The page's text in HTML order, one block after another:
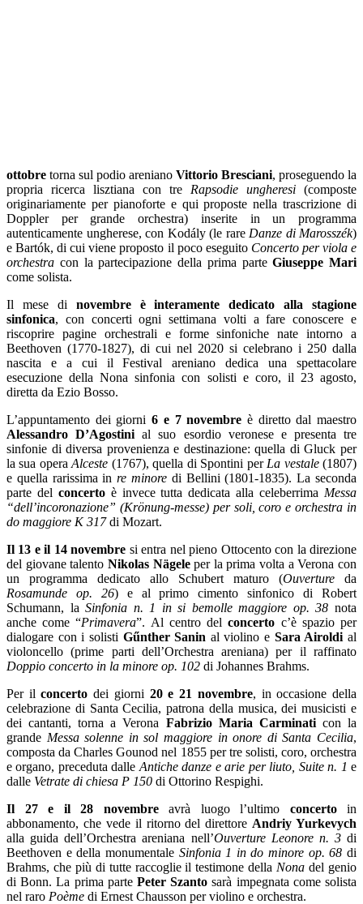
ottobre torna sul podio areniano Vittorio Bresciani, proseguendo la
propria ricerca lisztiana con tre Rapsodie ungheresi (composte
originariamente per pianoforte e qui proposte nella trascrizione di
Doppler per grande orchestra) inserite in un programma
autenticamente ungherese, con Kodály (le rare Danze di Marosszék)
e Bartók, di cui viene proposto il poco eseguito Concerto per viola e
orchestra con la partecipazione della prima parteGiuseppe Mari
come solista.
Il mese di novembre è interamente dedicato alla stagione
sinfonica, con concerti ogni settimana volti a fare conoscere e
riscoprire pagine orchestrali e forme sinfoniche nate intorno a
Beethoven (1770-1827), di cui nel 2020 si celebrano i 250 dalla
nascita e a cui il Festival areniano dedica una spettacolare
esecuzione della Nona sinfonia con solisti e coro, il 23 agosto,
diretta da Ezio Bosso.
L’appuntamento dei giorni6 e 7 novembre è diretto dal maestro
Alessandro D’Agostini al suo esordio veronese e presenta tre
sinfonie di diversa provenienza e destinazione: quella di Gluck per
la sua operaAlceste (1767), quella di Spontini per La vestale(1807)
e quella rarissima inre minore di Bellini (1801-1835). La seconda
parte del concertoè invece tutta dedicata alla celeberrima Messa
“dell’incoronazione” (Krönung-messe) per soli, coro e orchestra in
do maggiore K 317di Mozart.
Il 13 e il 14 novembre si entra nel pieno Ottocento con la direzione
del giovane talento Nikolas Nägeleper la prima volta a Verona con
un programma dedicato allo Schubert maturo (Ouverture da
Rosamunde op. 26) e al primo cimento sinfonico di Robert
Schumann, la Sinfonia n. 1 in si bemolle maggiore op. 38nota
anche come “Primavera”. Al centro delconcerto c’è spazio per
dialogare con i solisti Gűnther Sanin al violino e Sara Airoldi al
violoncello (prime parti dell’Orchestra areniana) per il raffinato
Doppio concerto in la minore op. 102 di Johannes Brahms.
Per il concertodei giorni 20 e 21 novembre, in occasione della
celebrazione di Santa Cecilia, patrona della musica, dei musicisti e
dei cantanti, torna a Verona Fabrizio Maria Carminaticon la
grande Messa solenne in sol maggiore in onore di Santa Cecilia,
composta da Charles Gounod nel 1855 per tre solisti, coro, orchestra
e organo, preceduta dalle Antiche danze e arie per liuto, Suite n. 1 e
dalle Vetrate di chiesa P 150 di Ottorino Respighi.
Il 27 e il 28 novembreavrà luogo l’ultimo concertoin
abbonamento, che vede il ritorno del direttore Andriy Yurkevych
alla guida dell’Orchestra areniana nell’Ouverture Leonore n. 3di
Beethoven e della monumentale Sinfonia 1 in do minore op. 68 di
Brahms, che più di tutte raccoglie il testimone della Nona del genio
di Bonn. La prima parte Peter Szanto sarà impegnata come solista
nel raro Poème di Ernest Chausson per violino e orchestra.